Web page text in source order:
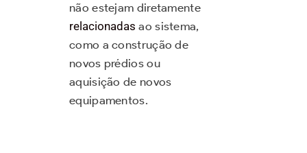
não estejam diretamente
relacionadas ao sistema,
como a construção de
novos prédios ou
aquisição de novos
equipamentos.